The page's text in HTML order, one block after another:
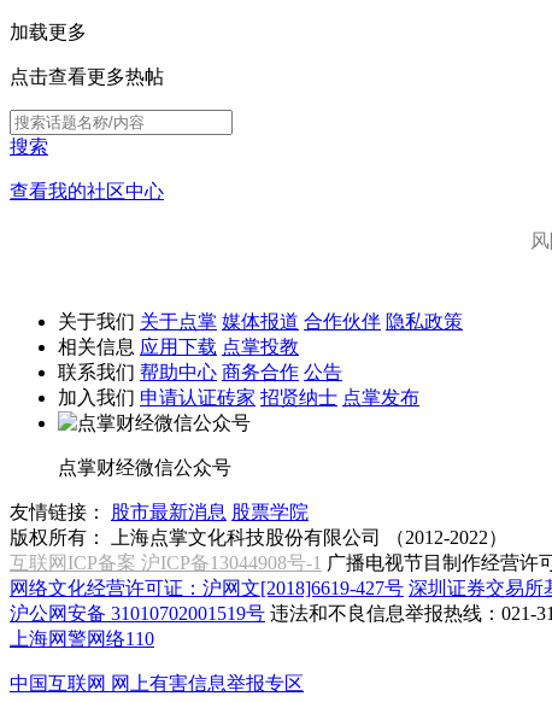
加载更多
点击查看更多热帖
搜索
查看我的社区中心
关于我们 关于点掌 媒体报道 合作伙伴 隐私政策
相关信息 应用下载 点掌投教
联系我们 帮助中心 商务合作 公告
加入我们 申请认证砖家 招贤纳士 点掌发布
点掌财经微信公众号
友情链接： 股市最新消息 股票学院
版权所有：
上海点掌文化科技股份有限公司 （2012-2022）
互联网ICP备案 沪ICP备13044908号-1 广播电视节目制作经营许
网络文化经营许可证：沪网文[2018]6619-427号 深圳证券交易所
沪公网安备 31010702001519号 违法和不良信息举报热线：021-
上海网警网络110
中国互联网 网上有害信息举报专区